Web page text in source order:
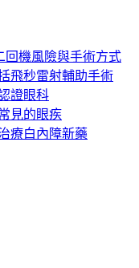
回機風險與手術方式
飛秒雷射輔助手術
證眼科
見的眼疾
療白內障新藥